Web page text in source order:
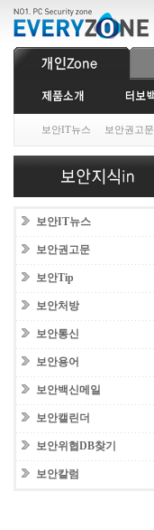
보안IT뉴스 보안권고문
보안IT뉴스
보안권고문
보안Tip
보안처방
보안통신
보안용어
보안백신메일
보안캘린더
보안위협DB찾기
보안칼럼